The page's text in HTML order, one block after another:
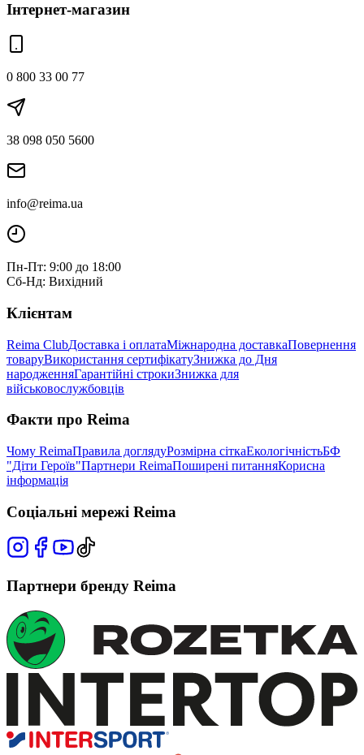
Інтернет-магазин
0 800 33 00 77
38 098 050 5600
info@reima.ua
Пн-Пт: 9:00 до 18:00
Сб-Нд: Вихідний
Клієнтам
Reima ClubДоставка і оплатаМіжнародна доставкаПовернення
товаруВикористання сертифікатуЗнижка до Дня
народженняГарантійні строкиЗнижка для
військовослужбовців
Факти про Reima
Чому ReimaПравила доглядуРозмірна сіткаЕкологічністьБФ
"Діти Героїв"Партнери ReimaПоширені питанняКорисна
інформація
Соціальні мережі Reima
Партнери бренду Reima